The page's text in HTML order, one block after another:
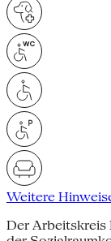
Weitere
Der Arbeitskreis